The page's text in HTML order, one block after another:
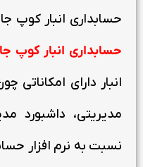
حسابداری انبار کوپ
حسابداری انبار کوپ
انبار دارای
مدیریتی، داشبورد
نسبت به نرم افزار